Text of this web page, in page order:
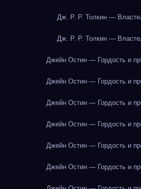
Дж. Р. Р. Толкин —
Дж. Р. Р. Толкин —
Джейн Остин — Гордость и
Джейн Остин — Гордость и
Джейн Остин — Гордость и
Джейн Остин — Гордость и
Джейн Остин — Гордость и
Джейн Остин — Гордость и